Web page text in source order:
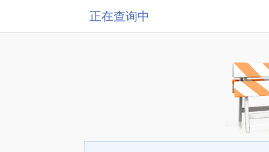
正在查询中